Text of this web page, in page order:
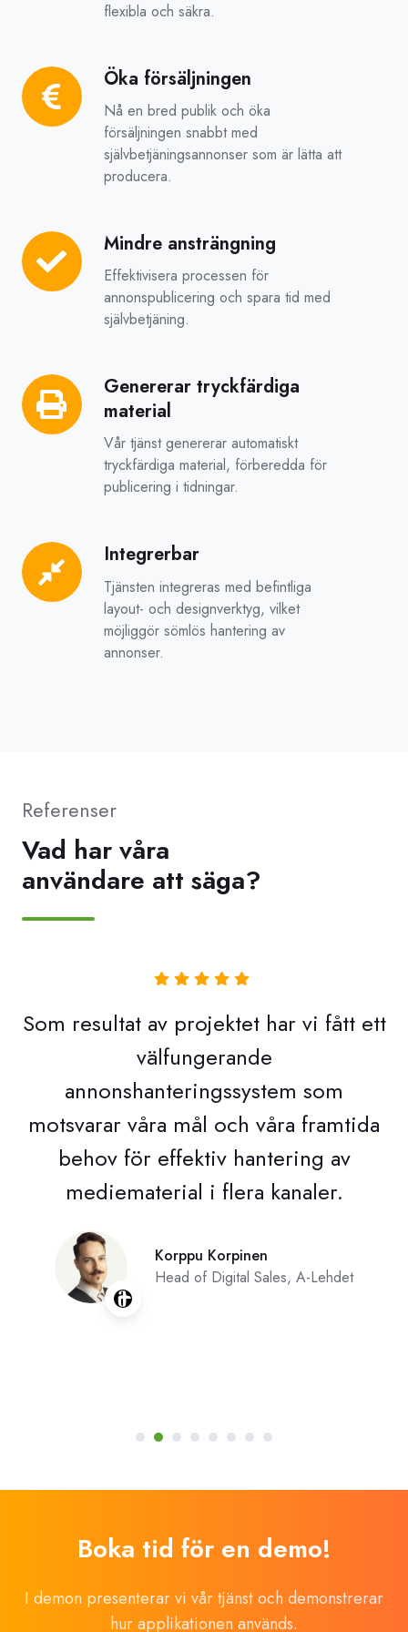
flexibla och säkra.
Öka försäljningen
Nå en bred publik och öka
försäljningen snabbt med
självbetjäningsannonser som är lätta att
producera.
Öka
försäljningen
Mindre ansträngning
Effektivisera processen för
annonspublicering och spara tid med
självbetjäning.
Mindre
ansträngning
Genererar tryckfärdiga
material
Vår tjänst genererar automatiskt
tryckfärdiga material, förberedda för
publicering i tidningar.
Genererar
tryckfärdiga
material
Integrerbar
Tjänsten integreras med befintliga
layout- och designverktyg, vilket
möjliggör sömlös hantering av
annonser.
Integrerbar
Referenser
Vad har våra
användare att säga?
Som resultat av projektet har vi fått ett
välfungerande
annonshanteringssystem som
motsvarar våra mål och våra framtida
behov för effektiv hantering av
mediematerial i flera kanaler.
Korppu Korpinen
Head of Digital Sales, A-Lehdet
Boka tid för en demo!
I demon presenterar vi vår tjänst och demonstrerar
hur applikationen används.